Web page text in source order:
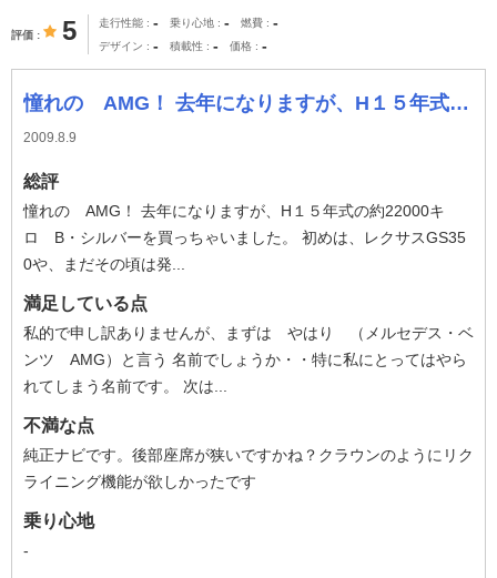
評価 5 走行性能 - 乗り心地 - 燃費 -
デザイン - 積載性 - 価格 -
憧れの AMG！ 去年になりますが、H１５年式の約22000キロ B・シルバーを買っちゃいました。 初めは、レクサスGS350や、まだその頃は発売前の
2009.8.9
総評
憧れの AMG！ 去年になりますが、H１５年式の約22000キ
ロ B・シルバーを買っちゃいました。 初めは、レクサスGS35
0や、まだその頃は発...
満足している点
私的で申し訳ありませんが、まずは やはり （メルセデス・ベ
ンツ AMG）と言う 名前でしょうか・・特に私にとってはやら
れてしまう名前です。 次は...
不満な点
純正ナビです。後部座席が狭いですかね？クラウンのようにリク
ライニング機能が欲しかったです
乗り心地
-